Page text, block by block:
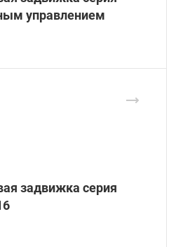
управлением
задвижка серия